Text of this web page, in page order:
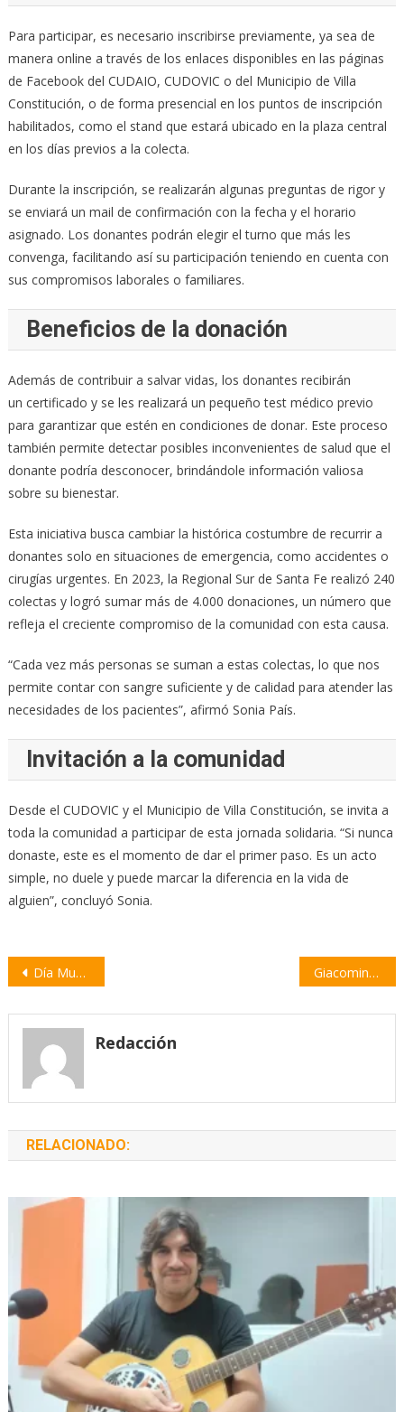
Para participar, es necesario inscribirse previamente, ya sea de
manera online a través de los enlaces disponibles en las páginas
de Facebook del CUDAIO, CUDOVIC o del Municipio de Villa
Constitución, o de forma presencial en los puntos de inscripción
habilitados, como el stand que estará ubicado en la plaza central
en los días previos a la colecta.
Durante la inscripción, se realizarán algunas preguntas de rigor y
se enviará un mail de confirmación con la fecha y el horario
asignado. Los donantes podrán elegir el turno que más les
convenga, facilitando así su participación teniendo en cuenta con
sus compromisos laborales o familiares.
Beneficios de la donación
Además de contribuir a salvar vidas, los donantes recibirán
un certificado y se les realizará un pequeño test médico previo
para garantizar que estén en condiciones de donar. Este proceso
también permite detectar posibles inconvenientes de salud que el
donante podría desconocer, brindándole información valiosa
sobre su bienestar.
Esta iniciativa busca cambiar la histórica costumbre de recurrir a
donantes solo en situaciones de emergencia, como accidentes o
cirugías urgentes. En 2023, la Regional Sur de Santa Fe realizó 240
colectas y logró sumar más de 4.000 donaciones, un número que
refleja el creciente compromiso de la comunidad con esta causa.
“Cada vez más personas se suman a estas colectas, lo que nos
permite contar con sangre suficiente y de calidad para atender las
necesidades de los pacientes”, afirmó Sonia País.
Invitación a la comunidad
Desde el CUDOVIC y el Municipio de Villa Constitución, se invita a
toda la comunidad a participar de esta jornada solidaria. “Si nunca
donaste, este es el momento de dar el primer paso. Es un acto
simple, no duele y puede marcar la diferencia en la vida de
alguien”, concluyó Sonia.
Navegación
entradas
Día Mundial del Cáncer Infantil: en Santa Fe se diagnostican unos 100 casos al año Giacomino pide frenar el cierre de sucursales del Banco Macro en Máximo Paz, Pavón Arriba y Molina
Redacción
RELACIONADO: